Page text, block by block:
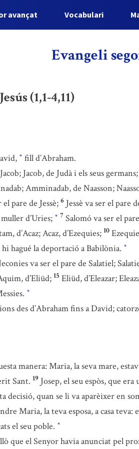
avançat Vocabulari
Evangeli
(1,1-4,11)
* fill d’Abraham.
Jacob, de Judà i els seus germans;
Amminadab, de Naasson;
pare de Jessè; 6 Jessè va ser el pare
d’Uries; * 7 Salomó va ser el
d’Acaz; Acaz, d’Ezequies; 10
hagué la deportació a Babilònia. *
va ser el pare de Salatiel;
d’Eliüd; 15 Eliüd, d’Eleazar;
*
des d’Abraham fins a David;
manera: Maria, la seva mare,
Sant. 19 Josep, el seu espòs, que
decisió, quan se li va aparèixer en
Maria, la teva esposa, a casa teva:
el seu poble. *
que el Senyor havia anunciat pel